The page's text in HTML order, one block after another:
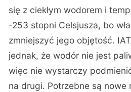
się z ciekłym wodorem i
-253 stopni Celsjusza, bo
zmniejszyć jego objętość.
jednak, że wodór nie jest
więc nie wystarczy
na drugi. Potrzebne są nowe